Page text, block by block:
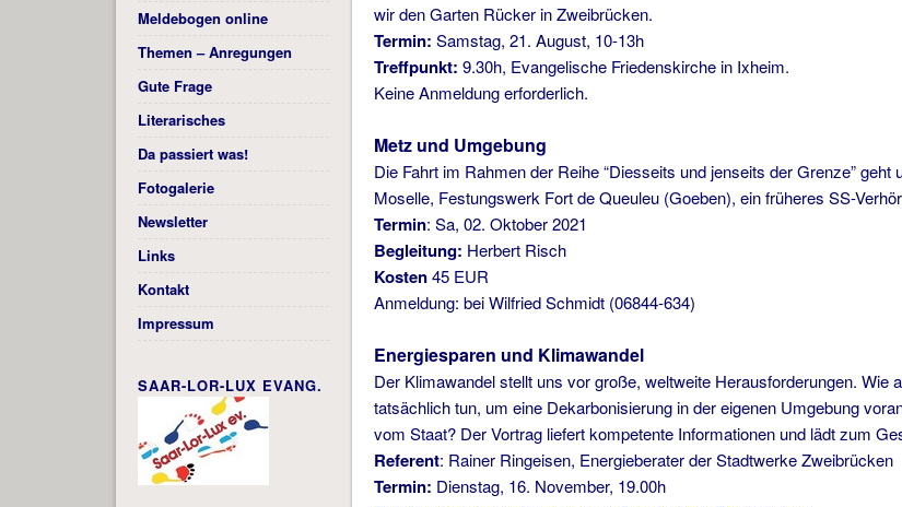
wir den Garten Rücker in Zweibrücken.
Termin: Samstag, 21. August, 10-13h
Treffpunkt: 9.30h, Evangelische Friedenskirche in Ixheim.
Keine Anmeldung erforderlich.
Metz und Umgebung
Die Fahrt im Rahmen der Reihe “Diesseits und jenseits der Grenze”
Moselle, Festungswerk Fort de Queuleu (Goeben), ein früheres SS-
Termin: Sa, 02. Oktober 2021
Begleitung: Herbert Risch
Kosten45 EUR
Anmeldung: bei Wilfried Schmidt (06844-634)
Energiesparen und Klimawandel
Der Klimawandel stellt uns vor große, weltweite Herausforderungen. Wie
tatsächlich tun, um eine Dekarbonisierung in der eigenen Umgebung
vom Staat? Der Vortrag liefert kompetente Informationen und lädt zum
Referent: Rainer Ringeisen, Energieberater der Stadtwerke Zweibrücken
Termin: Dienstag, 16. November, 19.00h
Meldebogen online
Themen – Anregungen
Gute Frage
Literarisches
Da passiert was!
Fotogalerie
Newsletter
Links
Kontakt
Impressum
SAAR-LOR-LUX EVANG.